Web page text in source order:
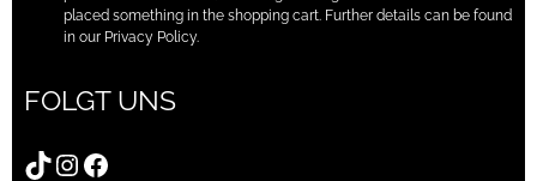
placed something in the shopping cart. Further details can be found
in our Privacy Policy.
FOLGT UNS
TikTok
Instagram
Facebook